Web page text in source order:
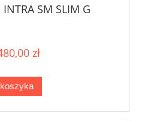
SM SLIM G
zł